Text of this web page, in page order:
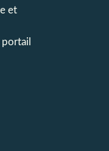
et